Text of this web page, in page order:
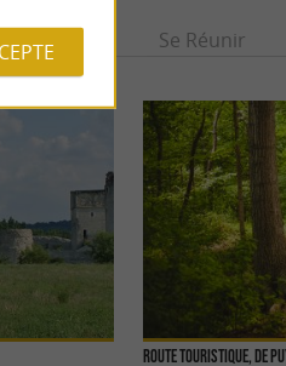
Se divertir Se Réunir